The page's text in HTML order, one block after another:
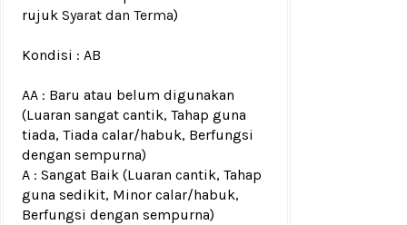
rujuk Syarat dan Terma)
Kondisi : AB
AA : Baru atau belum digunakan
(Luaran sangat cantik, Tahap guna
tiada, Tiada calar/habuk, Berfungsi
dengan sempurna)
A : Sangat Baik (Luaran cantik, Tahap
guna sedikit, Minor calar/habuk,
Berfungsi dengan sempurna)